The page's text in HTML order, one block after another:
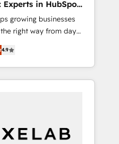
the UK who are
into the growth
Experts in HubSpot
growing businesses
right way from day
to scale as
Highly certified in both
we bring deep
enterprise
combines strong
real business
4.9